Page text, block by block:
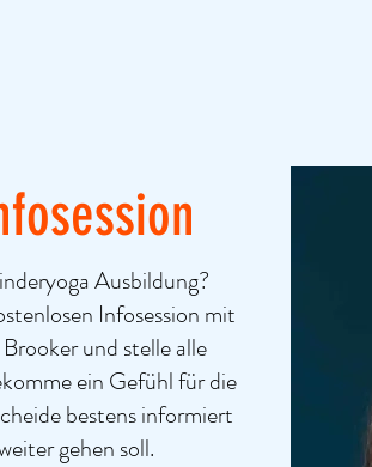
Ausbildung?
Infosession mit
und stelle alle
ein Gefühl für die
bestens informiert
gehen soll.